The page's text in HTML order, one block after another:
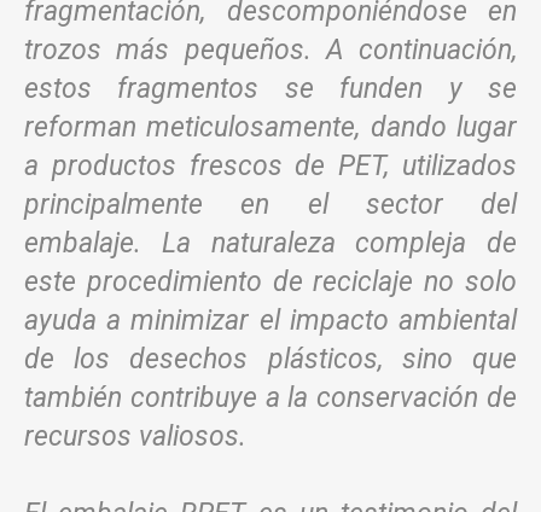
fragmentación, descomponiéndose en
trozos más pequeños. A continuación,
estos fragmentos se funden y se
reforman meticulosamente, dando lugar
a productos frescos de PET, utilizados
principalmente en el sector del
embalaje. La naturaleza compleja de
este procedimiento de reciclaje no solo
ayuda a minimizar el impacto ambiental
de los desechos plásticos, sino que
también contribuye a la conservación de
recursos valiosos.